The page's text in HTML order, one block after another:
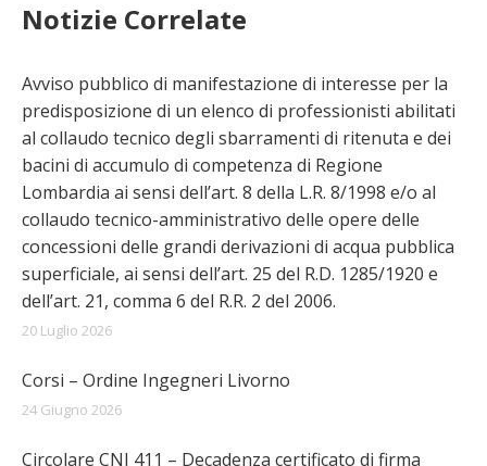
Notizie Correlate
Avviso pubblico di manifestazione di interesse per la
predisposizione di un elenco di professionisti abilitati
al collaudo tecnico degli sbarramenti di ritenuta e dei
bacini di accumulo di competenza di Regione
Lombardia ai sensi dell’art. 8 della L.R. 8/1998 e/o al
collaudo tecnico-amministrativo delle opere delle
concessioni delle grandi derivazioni di acqua pubblica
superficiale, ai sensi dell’art. 25 del R.D. 1285/1920 e
dell’art. 21, comma 6 del R.R. 2 del 2006.
20 Luglio 2026
Corsi – Ordine Ingegneri Livorno
24 Giugno 2026
Circolare CNI 411 – Decadenza certificato di firma